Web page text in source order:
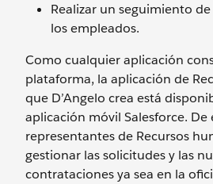
Realizar un seguimiento
los empleados.
Como cualquier aplicación
plataforma, la aplicación de
que D’Angelo crea está
aplicación móvil Salesforce. De
representantes de Recursos
gestionar las solicitudes y las
contrataciones ya sea en la